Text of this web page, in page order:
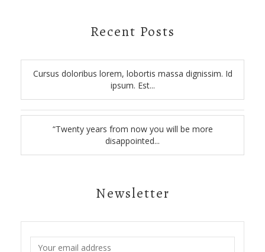
Recent Posts
Cursus doloribus lorem, lobortis massa dignissim. Id
ipsum. Est...
“Twenty years from now you will be more
disappointed...
Newsletter